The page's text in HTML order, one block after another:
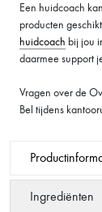
Een huidcoach
producten
huidcoach bij jou
daarmee support
Vragen over de
Bel tijdens
Ingrediënten